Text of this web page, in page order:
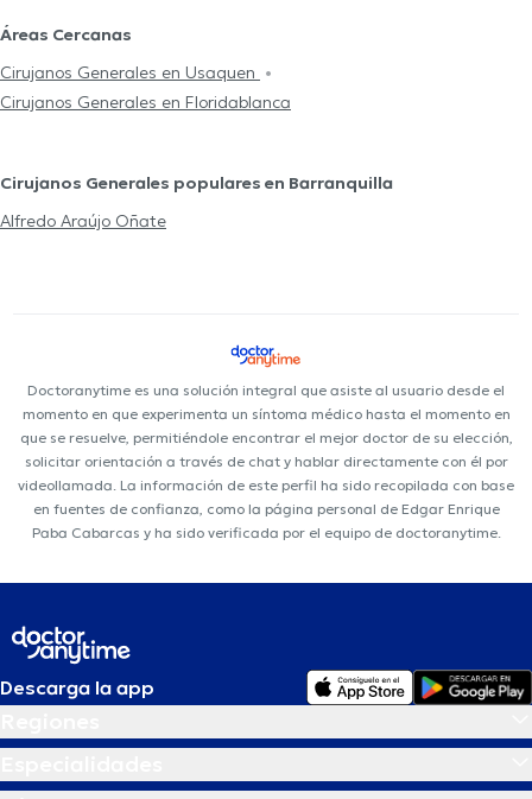
Áreas Cercanas
Cirujanos Generales en Usaquen
Cirujanos Generales en Floridablanca
Cirujanos Generales populares en Barranquilla
Alfredo Araújo Oñate
Doctoranytime es una solución integral que asiste al usuario desde el
momento en que experimenta un síntoma médico hasta el momento en
que se resuelve, permitiéndole encontrar el mejor doctor de su elección,
solicitar orientación a través de chat y hablar directamente con él por
videollamada. La información de este perfil ha sido recopilada con base
en fuentes de confianza, como la página personal de Edgar Enrique
Paba Cabarcas y ha sido verificada por el equipo de doctoranytime.
Descarga la app